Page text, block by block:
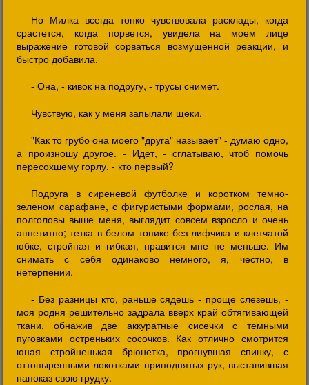
Но Милка всегда тонко чувствовала расклады, когда
срастется, когда порвется, увидела на моем лице
выражение готовой сорваться возмущенной реакции, и
быстро добавила.
- Она, - кивок на подругу, - трусы снимет.
Чувствую, как у меня запылали щеки.
"Как то грубо она моего "друга" называет" - думаю одно,
а произношу другое. - Идет, - сглатываю, чтоб помочь
пересохшему горлу, - кто первый?
Подруга в сиреневой футболке и коротком темно-
зеленом сарафане, с фигуристыми формами, рослая, на
полголовы выше меня, выглядит совсем взросло и очень
аппетитно; тетка в белом топике без лифчика и клетчатой
юбке, стройная и гибкая, нравится мне не меньше. Им
снимать с себя одинаково немного, я, честно, в
нетерпении.
- Без разницы кто, раньше сядешь - проще слезешь, -
моя родня решительно задрала вверх край обтягивающей
ткани, обнажив две аккуратные сисечки с темными
пуговками остреньких сосочков. Как отлично смотрится
юная стройненькая брюнетка, прогнувшая спинку, с
оттопыренными локотками приподнятых рук, выставившая
напоказ свою грудку.